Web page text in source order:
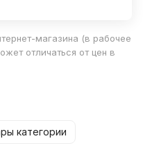
магазина (в рабочее
отличаться от цен в
категории